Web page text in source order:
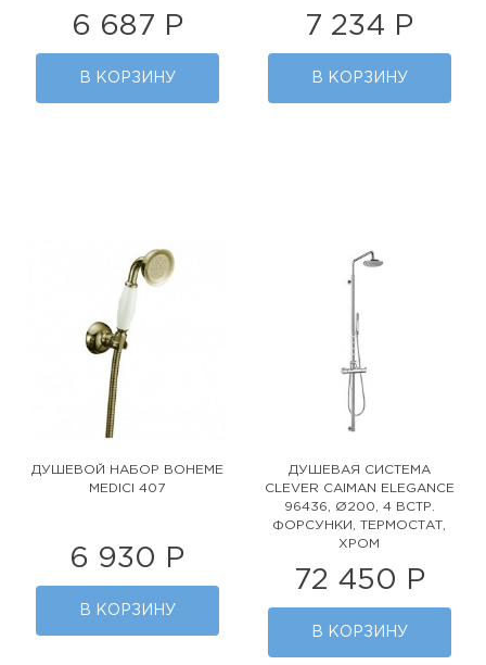
6 687 Р
В КОРЗИНУ
7 234 Р
В КОРЗИНУ
ДУШЕВОЙ НАБОР BOHEME
MEDICI 407
6 930 Р
В КОРЗИНУ
ДУШЕВАЯ СИСТЕМА
CLEVER CAIMAN ELEGANCE
96436, Ø200, 4 ВСТР.
ФОРСУНКИ, ТЕРМОСТАТ,
ХРОМ
72 450 Р
В КОРЗИНУ